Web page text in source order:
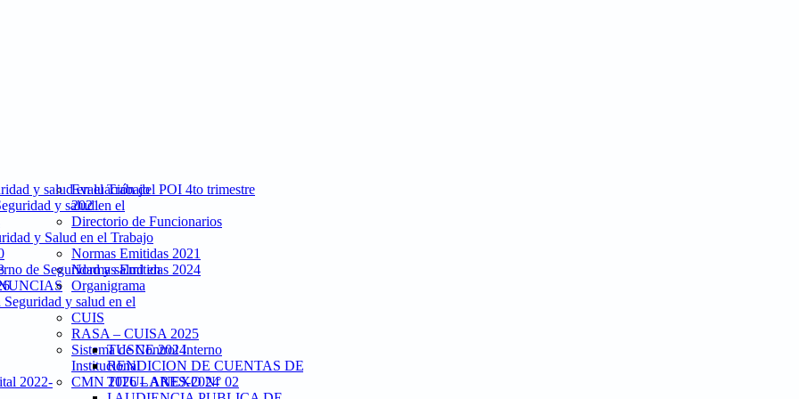
y salud en el Trabajo
y salud en el
y Salud en el Trabajo
de Seguridad y salud en
y salud en el
Evaluación del POI 4to trimestre
2021
Directorio de Funcionarios
Normas Emitidas 2021
Normas Emitidas 2024
Organigrama
CUIS
RASA – CUISA 2025
TUSNE 2024
RENDICION DE CUENTAS DE
TITULARES-2024
Sistema de Control Interno
Institucional
2022-
CMN 2026 – ANEXO N° 02